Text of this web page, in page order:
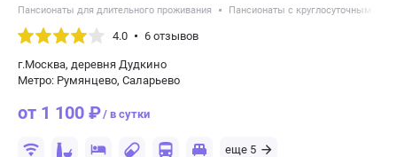
Пансионаты для длительного проживания Пансионаты с круглосуточным
4.0 6 отзывов
г.Москва, деревня Дудкино
Метро: Румянцево, Саларьево
от 1 100 ₽/ в сутки
еще 5